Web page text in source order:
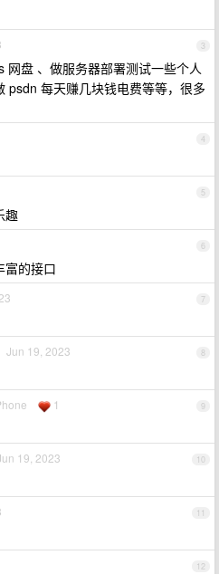
3
网盘 、做服务器部署测试一些个人
psdn 每天赚几块钱电费等等，很多
4
5
趣
6
富的接口
7
8
Jun 19, 2023
9
1
10
19, 2023
11
12